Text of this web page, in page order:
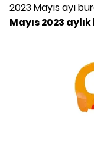
2023 Mayıs ayı
Mayıs 2023